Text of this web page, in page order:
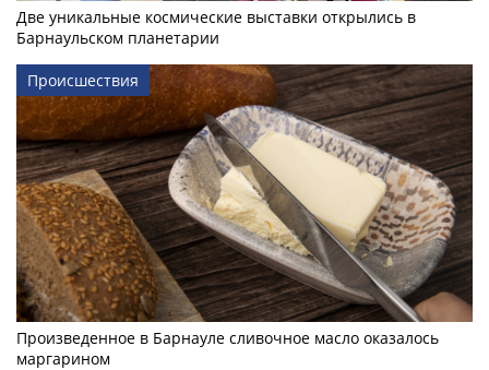
Две уникальные космические выставки открылись в
Барнаульском планетарии
Происшествия
Произведенное в Барнауле сливочное масло оказалось
маргарином